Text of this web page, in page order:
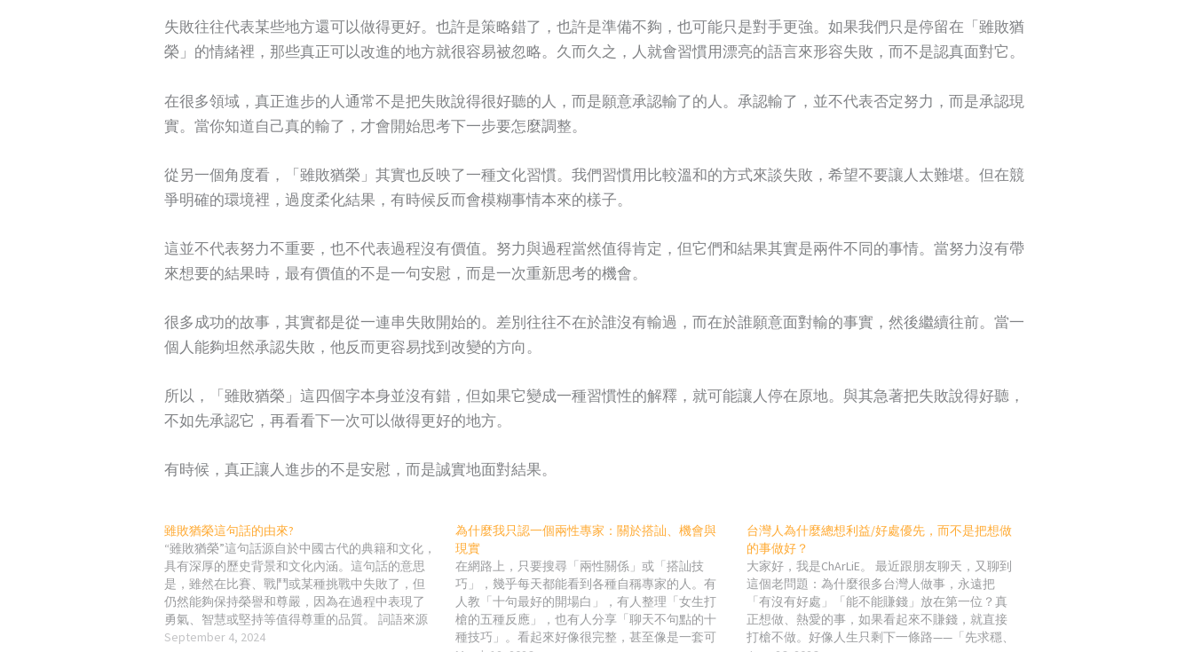
失敗往往代表某些地方還可以做得更好。也許是策略錯了，也許是準備不夠，也可能只是對手更強。如果我們只是停留在「雖敗猶
榮」的情緒裡，那些真正可以改進的地方就很容易被忽略。久而久之，人就會習慣用漂亮的語言來形容失敗，而不是認真面對它。
在很多領域，真正進步的人通常不是把失敗說得很好聽的人，而是願意承認輸了的人。承認輸了，並不代表否定努力，而是承認現
實。當你知道自己真的輸了，才會開始思考下一步要怎麼調整。
從另一個角度看，「雖敗猶榮」其實也反映了一種文化習慣。我們習慣用比較溫和的方式來談失敗，希望不要讓人太難堪。但在競
爭明確的環境裡，過度柔化結果，有時候反而會模糊事情本來的樣子。
這並不代表努力不重要，也不代表過程沒有價值。努力與過程當然值得肯定，但它們和結果其實是兩件不同的事情。當努力沒有帶
來想要的結果時，最有價值的不是一句安慰，而是一次重新思考的機會。
很多成功的故事，其實都是從一連串失敗開始的。差別往往不在於誰沒有輸過，而在於誰願意面對輸的事實，然後繼續往前。當一
個人能夠坦然承認失敗，他反而更容易找到改變的方向。
所以，「雖敗猶榮」這四個字本身並沒有錯，但如果它變成一種習慣性的解釋，就可能讓人停在原地。與其急著把失敗說得好聽，
不如先承認它，再看看下一次可以做得更好的地方。
有時候，真正讓人進步的不是安慰，而是誠實地面對結果。
雖敗猶榮這句話的由來?
“雖敗猶榮”這句話源自於中國古代的典籍和文化，
具有深厚的歷史背景和文化內涵。這句話的意思
是，雖然在比賽、戰鬥或某種挑戰中失敗了，但
仍然能夠保持榮譽和尊嚴，因為在過程中表現了
勇氣、智慧或堅持等值得尊重的品質。 詞語來源
“雖敗猶榮”這句話並沒有一個確切的來源或單一的
September 4, 2024
為什麼我只認一個兩性專家：關於搭訕、機會與
現實
在網路上，只要搜尋「兩性關係」或「搭訕技
巧」，幾乎每天都能看到各種自稱專家的人。有
人教「十句最好的開場白」，有人整理「女生打
槍的五種反應」，也有人分享「聊天不句點的十
種技巧」。看起來好像很完整，甚至像是一套可
台灣人為什麼總想利益/好處優先，而不是把想做
的事做好？
大家好，我是ChArLiE。 最近跟朋友聊天，又聊到
這個老問題：為什麼很多台灣人做事，永遠把
「有沒有好處」「能不能賺錢」放在第一位？真
正想做、熱愛的事，如果看起來不賺錢，就直接
打槍不做。好像人生只剩下一條路——「先求穩、